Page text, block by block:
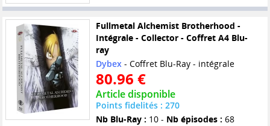
Fullmetal Alchemist Brotherhood -
Intégrale - Collector - Coffret A4 Blu-
ray
Dybex- Coffret Blu-Ray - intégrale
80.96 €
Article disponible
Points fidelités : 270
Nb Blu-Ray : 10 - Nb épisodes : 68